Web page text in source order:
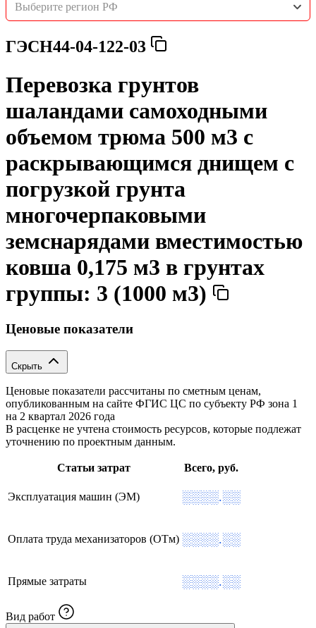
Выберите регион РФ
ГЭСН44-04-122-03
Перевозка грунтов
шаландами самоходными
объемом трюма 500 м3 с
раскрывающимся днищем с
погрузкой грунта
многочерпаковыми
земснарядами вместимостью
ковша 0,175 м3 в грунтах
группы: 3 (1000 м3)
Ценовые показатели
Скрыть
Ценовые показатели рассчитаны по сметным ценам,
опубликованным на сайте ФГИС ЦС по субъекту РФ зона 1
на 2 квартал 2026 года
В расценке не учтена стоимость ресурсов, которые подлежат
уточнению по проектным данным.
Статьи затрат Всего, руб.
Эксплуатация машин (ЭМ) ░░░░.░░
Оплата труда механизаторов (ОТм) ░░░░.░░
Прямые затраты ░░░░.░░
Вид работ